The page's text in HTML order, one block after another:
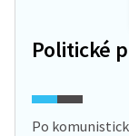
Politické
Po